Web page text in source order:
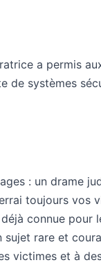
a permis
de systèmes
: un drame
toujours vos
connue pour
sujet rare et
victimes et à